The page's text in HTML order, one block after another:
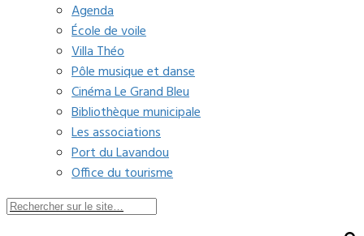
Agenda
École de voile
Villa Théo
Pôle musique et danse
Cinéma Le Grand Bleu
Bibliothèque municipale
Les associations
Port du Lavandou
Office du tourisme